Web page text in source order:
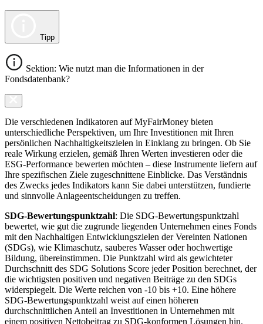
Tipp
Sektion: Wie nutzt man die Informationen in der
Fondsdatenbank?
Die verschiedenen Indikatoren auf MyFairMoney bieten
unterschiedliche Perspektiven, um Ihre Investitionen mit Ihren
persönlichen Nachhaltigkeitszielen in Einklang zu bringen. Ob Sie
reale Wirkung erzielen, gemäß Ihren Werten investieren oder die
ESG-Performance bewerten möchten – diese Instrumente liefern auf
Ihre spezifischen Ziele zugeschnittene Einblicke. Das Verständnis
des Zwecks jedes Indikators kann Sie dabei unterstützen, fundierte
und sinnvolle Anlageentscheidungen zu treffen.
SDG-Bewertungspunktzahl: Die SDG-Bewertungspunktzahl
bewertet, wie gut die zugrunde liegenden Unternehmen eines Fonds
mit den Nachhaltigen Entwicklungszielen der Vereinten Nationen
(SDGs), wie Klimaschutz, sauberes Wasser oder hochwertige
Bildung, übereinstimmen. Die Punktzahl wird als gewichteter
Durchschnitt des SDG Solutions Score jeder Position berechnet, der
die wichtigsten positiven und negativen Beiträge zu den SDGs
widerspiegelt. Die Werte reichen von -10 bis +10. Eine höhere
SDG-Bewertungspunktzahl weist auf einen höheren
durchschnittlichen Anteil an Investitionen in Unternehmen mit
einem positiven Nettobeitrag zu SDG-konformen Lösungen hin.